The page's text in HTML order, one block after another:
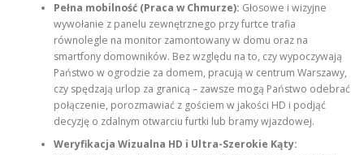
Pełna mobilność (Praca w Chmurze): Głosowe i wizyjne
wywołanie z panelu zewnętrznego przy furtce trafia
równolegle na monitor zamontowany w domu oraz na
smartfony domowników. Bez względu na to, czy wypoczywają
Państwo w ogrodzie za domem, pracują w centrum Warszawy,
czy spędzają urlop za granicą – zawsze mogą Państwo odebrać
połączenie, porozmawiać z gościem w jakości HD i podjąć
decyzję o zdalnym otwarciu furtki lub bramy wjazdowej.
Weryfikacja Wizualna HD i Ultra-Szerokie Kąty: